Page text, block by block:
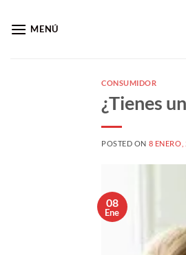
MENÚ
CONSUMIDOR
¿Tienes
POSTED ON 8 ENERO,
08
Ene